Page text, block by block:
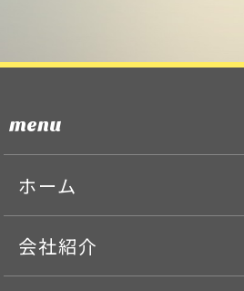
menu
ホーム
会社紹介